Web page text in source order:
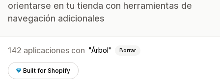
orientarse en tu tienda con herramientas de
navegación adicionales
142 aplicaciones con Árbol Borrar
Built for Shopify